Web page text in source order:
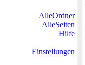
AlleOrdner
AlleSeiten
Hilfe
Einstellungen